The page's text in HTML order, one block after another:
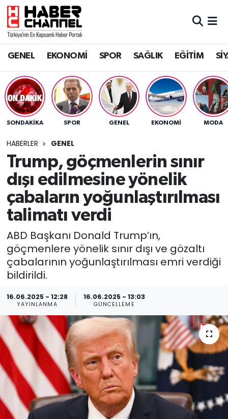
GENEL EKONOMİ SPOR SAĞLIK EĞİTİM
SONDAKIKA SPOR GENEL EKONOMİ MODA
HABERLER GENEL
Trump, göçmenlerin sınır
dışı edilmesine yönelik
çabaların yoğunlaştırılması
talimatı verdi
ABD Başkanı Donald Trump’ın,
göçmenlere yönelik sınır dışı ve gözaltı
çabalarının yoğunlaştırılması emri verdiği
bildirildi.
16.06.2025 - 12:28
YAYINLANMA
16.06.2025 - 13:03
GÜNCELLEME
GENEL
SPOR
SAĞLIK
EĞİTİM
SİYASET
MAGAZİN
Nöbetçi Eczaneler
Trafik Durumu
Süper Lig Puan Durumu ve Fikstür
Tüm Manşetler
Son Dakika Haberleri
Haber Arşivi